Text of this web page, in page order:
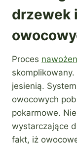
drzewek
Proces
jesienią.
owocowych
pokarmowe.
wystarczające
fakt, iż